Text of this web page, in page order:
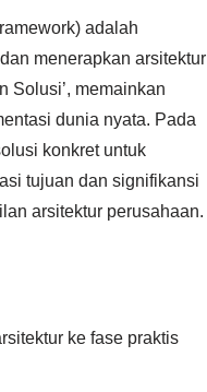
adalah
menerapkan arsitektur
Solusi’, memainkan
dunia nyata. Pada
konkret untuk
tujuan dan signifikansi
arsitektur perusahaan.
ke fase praktis